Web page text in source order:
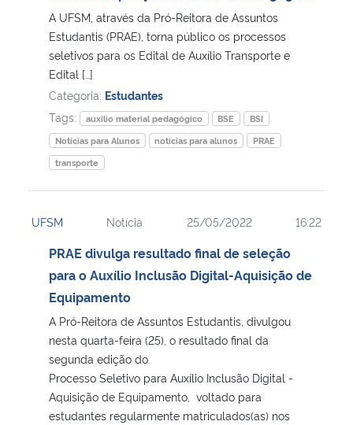
A UFSM, através da Pró-Reitora de Assuntos
Estudantis (PRAE), torna público os processos
seletivos para os Edital de Auxílio Transporte e
Edital […]
Categoria: Estudantes
Tags:
auxilio material pedagógico BSE
BSI
Notícias para Alunos
noticias para alunos
PRAE
transporte
UFSM Notícia 25/05/2022 16:22
PRAE divulga resultado final de seleção
para o Auxílio Inclusão Digital-Aquisição de
Equipamento
A Pró-Reitora de Assuntos Estudantis, divulgou
nesta quarta-feira (25), o resultado final da
segunda edição do
Processo Seletivo para Auxílio Inclusão Digital -
Aquisição de Equipamento, voltado para
estudantes regularmente matriculados(as) nos